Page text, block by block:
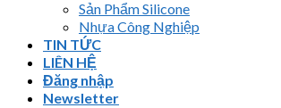
Sản Phẩm Silicone
Nhựa Công Nghiệp
TIN TỨC
LIÊN HỆ
Đăng nhập
Newsletter